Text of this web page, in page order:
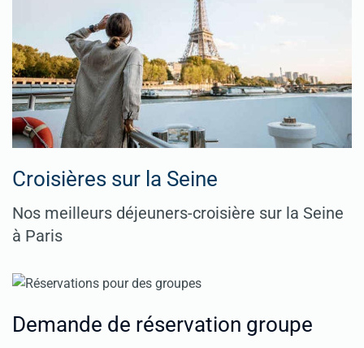
Croisières sur la Seine
Nos meilleurs déjeuners-croisière sur la Seine
à Paris
Demande de réservation groupe